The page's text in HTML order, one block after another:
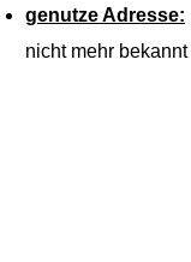
genutze Adresse:
nicht mehr bekannt